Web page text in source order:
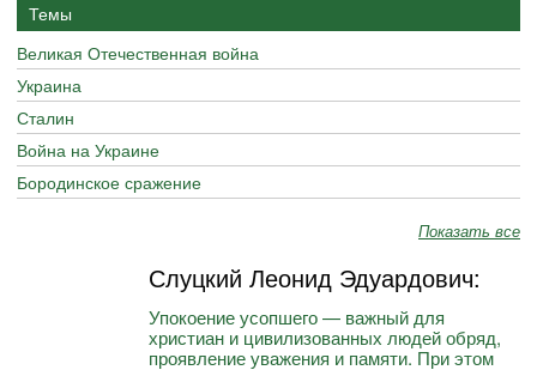
Темы
Великая Отечественная война
Украина
Сталин
Война на Украине
Бородинское сражение
Показать все
Слуцкий Леонид Эдуардович:
Упокоение усопшего — важный для
христиан и цивилизованных людей обряд,
проявление уважения и памяти. При этом